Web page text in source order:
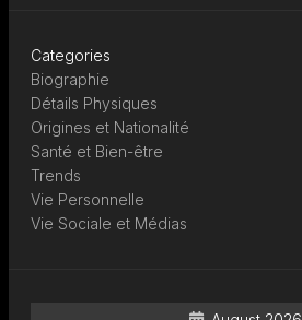
Categories
Biographie
Détails Physiques
Origines et Nationalité
Santé et Bien-être
Trends
Vie Personnelle
Vie Sociale et Médias